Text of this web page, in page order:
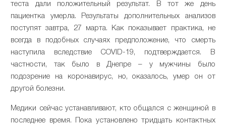
теста дали положительный результат. В тот же день
пациентка умерла. Результаты дополнительных анализов
поступят завтра, 27 марта. Как показывает практика, не
всегда в подобных случаях предположение, что смерть
наступила вследствие COVID-19, подтверждается. В
частности, так было в Днепре – у мужчины было
подозрение на коронавирус, но, оказалось, умер он от
другой болезни.
Медики сейчас устанавливают, кто общался с женщиной в
последнее время. Пока установлено тридцать контактных